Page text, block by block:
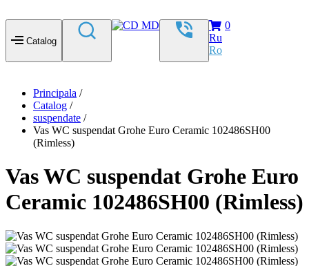
Catalog
0
Ru
Ro
Principala /
Catalog /
suspendate /
Vas WC suspendat Grohe Euro Ceramic 102486SH00
(Rimless)
Vas WC suspendat Grohe Euro
Ceramic 102486SH00 (Rimless)